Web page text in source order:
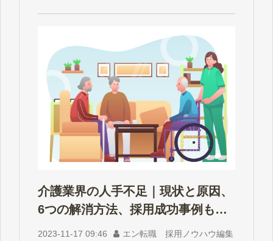
介護業界の人手不足｜現状と原因、
6つの解消方法、採用成功事例も解
説
2023-11-17 09:46
エン転職 採用ノウハウ編集